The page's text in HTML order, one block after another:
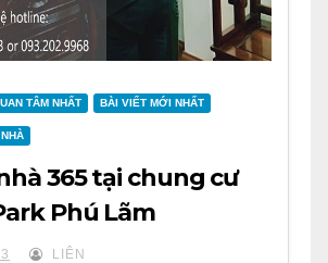
TÂM NHẤT BÀI VIẾT MỚI NHẤT
365 tại chung cư
Phú Lãm
LIÊN